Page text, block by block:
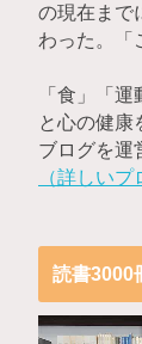
の現在まで
わった。「
「食」「
と心の健康
ブログを運
（詳しい
読書3000